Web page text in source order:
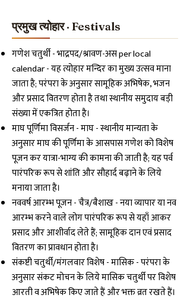
प्रमुख त्योहार · Festivals
गणेश चतुर्थी - भाद्रपद/श्रावण-अस per local
calendar - यह त्योहार मन्दिर का मुख्य उत्सव माना
जाता है; परंपरा के अनुसार सामूहिक अभिषेक, भजन
और प्रसाद वितरण होता है तथा स्थानीय समुदाय बड़ी
संख्या में एकत्रित होता है।
माघ पूर्णिमा विसर्जन - माघ - स्थानीय मान्यता के
अनुसार माघ की पूर्णिमा के आसपास गणेश को विशेष
पूजन कर यात्रा-भाग्य की कामना की जाती है; यह पर्व
पारंपरिक रूप से शांति और सौहार्द बढ़ाने के लिये
मनाया जाता है।
नववर्ष आरम्भ पूजन - चैत्र/बैशाख - नया व्यापार या नव
आरम्भ करने वाले लोग पारंपरिक रूप से यहाँ आकर
प्रसाद और आशीर्वाद लेते हैं; सामूहिक दान एवं प्रसाद
वितरण का प्रावधान होता है।
संकष्टी चतुर्थी/मंगलवार विशेष - मासिक - परंपरा के
अनुसार संकट मोचन के लिये मासिक चतुर्थी पर विशेष
आरती व अभिषेक किए जाते हैं और भक्त व्रत रखते हैं।